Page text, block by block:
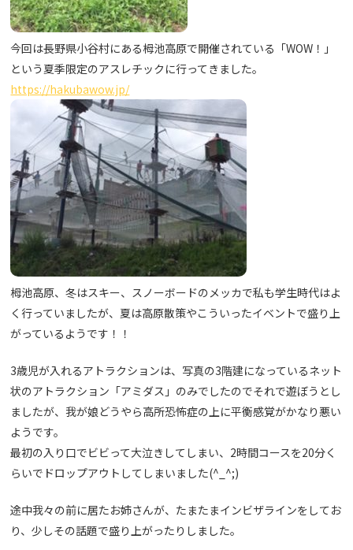
今回は長野県小谷村にある栂池高原で開催されている「WOW！」
という夏季限定のアスレチックに行ってきました。
https://hakubawow.jp/
栂池高原、冬はスキー、スノーボードのメッカで私も学生時代はよ
く行っていましたが、夏は高原散策やこういったイベントで盛り上
がっているようです！！
3歳児が入れるアトラクションは、写真の3階建になっているネット
状のアトラクション「アミダス」のみでしたのでそれで遊ぼうとし
ましたが、我が娘どうやら高所恐怖症の上に平衡感覚がかなり悪い
ようです。
最初の入り口でビビって大泣きしてしまい、2時間コースを20分く
らいでドロップアウトしてしまいました(^_^;)
途中我々の前に居たお姉さんが、たまたまインビザラインをしてお
り、少しその話題で盛り上がったりしました。